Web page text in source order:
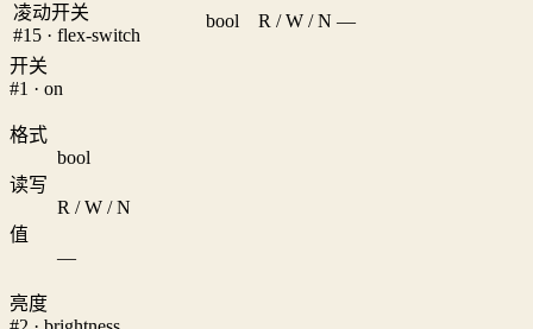
凌动开关
#15 · flex-switch
bool R / W / N —
开关
#1 · on
格式
bool
读写
R / W / N
值
—
亮度